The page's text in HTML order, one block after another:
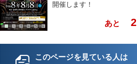
開催します！
あと 2
このページを見ている人は